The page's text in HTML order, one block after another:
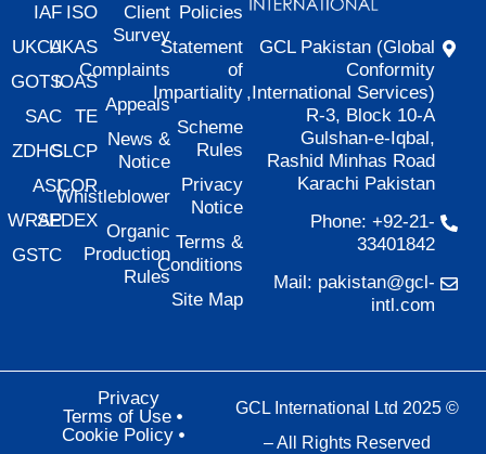
GCL Pakistan (Global
Conformity
International Services),
R-3, Block 10-A
Gulshan-e-Iqbal,
Rashid Minhas Road
Karachi Pakistan
Phone: +92-21-
33401842
Mail: pakistan@gcl-
intl.com
Policies
Statement
of
Impartiality
Scheme
Rules
Privacy
Notice
Terms &
Conditions
Site Map
Client
Survey
Complaints
Appeals
News &
Notice
Whistleblower
Organic
Production
Rules
ISO
UKAS
IOAS
TE
SLCP
COR
SEDEX
IAF
UKCA
GOTS
SAC
ZDHC
ASI
WRAP
GSTC
© 2025 GCL International Ltd
– All Rights Reserved
Privacy
Terms of Use
Cookie Policy